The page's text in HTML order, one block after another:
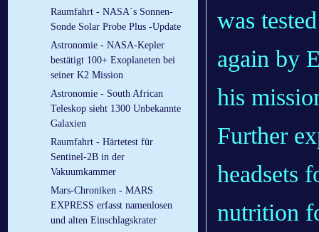
Raumfahrt - NASA´s Sonnen-
Sonde Solar Probe Plus -Update
Astronomie - NASA-Kepler
bestätigt 100+ Exoplaneten bei
seiner K2 Mission
Astronomie - South African
Teleskop sieht 1300 Unbekannte
Galaxien
Raumfahrt - Härtetest für
Sentinel-2B in der
Vakuumkammer
Mars-Chroniken - MARS
EXPRESS erfasst namenlosen
und alten Einschlagskrater
was
again by
his
Further
headsets
nutrition